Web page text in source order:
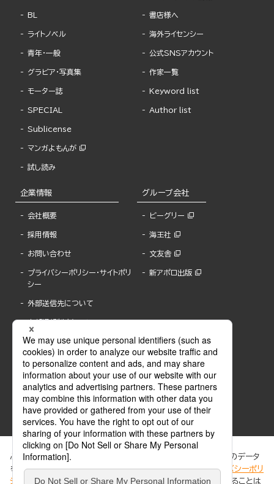
BL
ライトノベル
青年・一般
グラビア・写真集
モーター誌
SPECIAL
Sublicense
マンガよもんが
試し読み
書店様へ
海外ライセンシー
公式SNSアカウント
作家一覧
Keyword list
Author list
企業情報
会社概要
採用情報
お問い合わせ
プライバシーポリシー・サイトポリ
シー
外部送信先について
内部通報制度について
グループ会社
ビーグリー
海王社
文友舎
新アポロ出版
ぶんか社が運営するサイトでは、利便性向上のためにCookie等のデータ
を使用しています。 当社のCookieについての詳細は、「プライバシーポリ
シー
」をご覧ください。当サイトでは、訪問者の個人情報を追跡することは